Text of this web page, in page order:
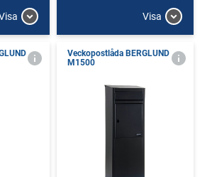
Visa
Veckopostlåda BERGLUND
M1500